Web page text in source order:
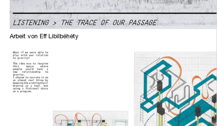
Arbeit von Eff Libilbéhéty